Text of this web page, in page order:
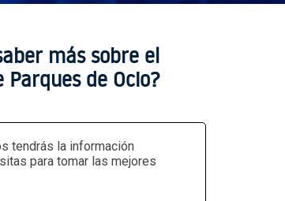
más sobre el
de Ocio?
tendrás la información
para tomar las mejores